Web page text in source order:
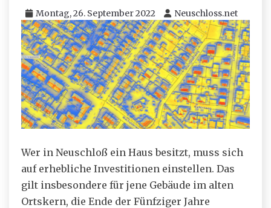
Montag, 26. September 2022 Neuschloss.net
Wer in Neuschloß ein Haus besitzt, muss sich
auf erhebliche Investitionen einstellen. Das
gilt insbesondere für jene Gebäude im alten
Ortskern, die Ende der Fünfziger Jahre